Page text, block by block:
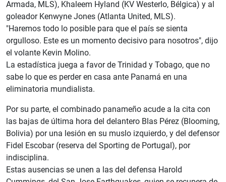
Armada, MLS), Khaleem Hyland (KV Westerlo, Bélgica) y al
goleador Kenwyne Jones (Atlanta United, MLS).
"Haremos todo lo posible para que el país se sienta
orgulloso. Este es un momento decisivo para nosotros", dijo
el volante Kevin Molino.
La estadística juega a favor de Trinidad y Tobago, que no
sabe lo que es perder en casa ante Panamá en una
eliminatoria mundialista.
Por su parte, el combinado panameño acude a la cita con
las bajas de última hora del delantero Blas Pérez (Blooming,
Bolivia) por una lesión en su muslo izquierdo, y del defensor
Fidel Escobar (reserva del Sporting de Portugal), por
indisciplina.
Estas ausencias se unen a las del defensa Harold